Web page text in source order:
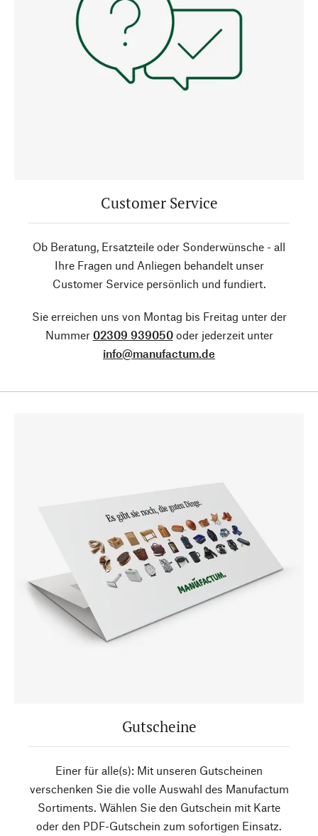
Customer Service
Ob Beratung, Ersatzteile oder Sonderwünsche - all
Ihre Fragen und Anliegen behandelt unser
Customer Service persönlich und fundiert.
Sie erreichen uns von Montag bis Freitag unter der
Nummer 02309 939050oder jederzeit unter
info@manufactum.de
Gutscheine
Einer für alle(s): Mit unseren Gutscheinen
verschenken Sie die volle Auswahl des Manufactum
Sortiments. Wählen Sie den Gutschein mit Karte
oder den PDF-Gutschein zum sofortigen Einsatz.